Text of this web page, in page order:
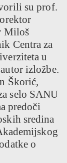
su prof.
Miloš
Centra za
u
izložbe.
Škorić,
selo SANU
predoči
sredina
o